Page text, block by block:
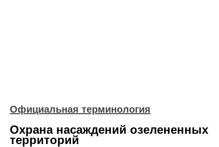
Официальная терминология
Охрана насаждений озелененных
территорий